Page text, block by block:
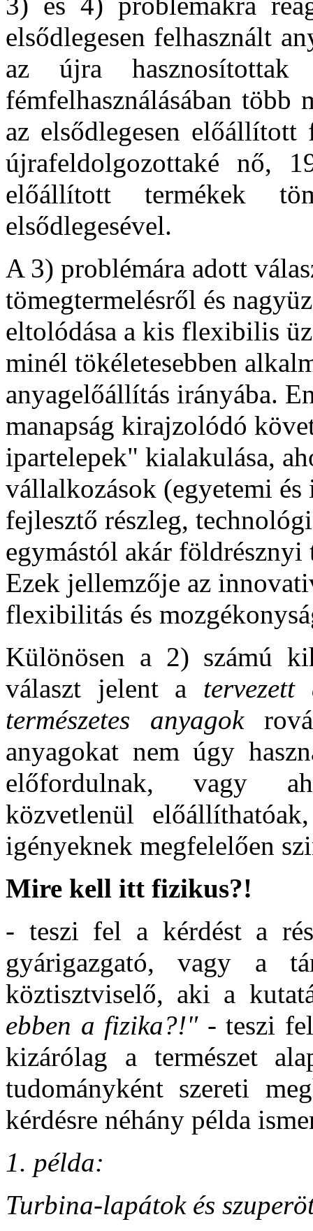
elsődlegesen felhasznált
az újra
fémfelhasználásában
az elsődlegesen előállított
újrafeldolgozottaké nő,
előállított termékek
elsődlegesével.
A 3) problémára adott
tömegtermelésről és
eltolódása a kis flexibilis
minél tökéletesebben
anyagelőállítás irányába.
manapság kirajzolódó
ipartelepek" kialakulása,
vállalkozások (egyetemi
fejlesztő részleg,
egymástól akár
Ezek jellemzője az
flexibilitás és
Különösen a 2) számú
választ jelent a
természetes anyagok
anyagokat nem úgy
előfordulnak, vagy
közvetlenül
igényeknek megfelelően
Mire kell itt fizikus?!
- teszi fel a kérdést a
gyárigazgató, vagy a
köztisztviselő, aki a
ebben a fizika?!" - teszi
kizárólag a természet
tudományként szereti
kérdésre néhány példa
1. példa:
Turbina-lapátok és